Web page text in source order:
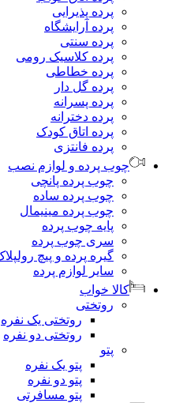
پرده پذیرایی
پرده آرایشگاه
پرده سنتی
پرده کلاسیک رومی
پرده خطاطی
پرده گل دار
پرده پسرانه
پرده دخترانه
پرده اتاق کودک
پرده فانتزی
چوب پرده و لوازم نصب
چوب پرده پانچی
چوب پرده ساده
چوب پرده مینیمال
پایه چوب پرده
سری چوب پرده
گیره پرده و پیچ رولپلاک
سایر لوازم پرده
کالا خواب
روتختی
روتختی یک نفره
روتختی دو نفره
پتو
پتو یک نفره
پتو دو نفره
پتو مسافرتی